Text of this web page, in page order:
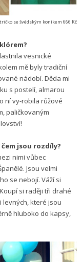
se švédským koníkem 666 Kč
vesnické
mě byly tradiční
nádobí. Děda mi
s postelí, almarou
ní vy-robila růžové
paličkovaným
jsou rozdíly?
nimi vůbec
Jsou velmi
se nebojí. Váží si
si raději tři drahé
levných, které jsou
hluboko do kapsy,